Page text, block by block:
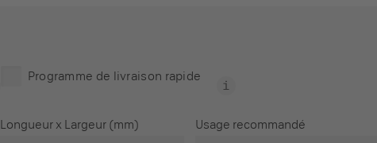
Programme de livraison rapide
Longueur x Largeur (mm) Usage recommandé